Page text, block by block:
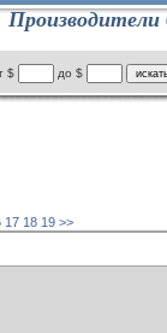
$ до $
17 18 19 >>